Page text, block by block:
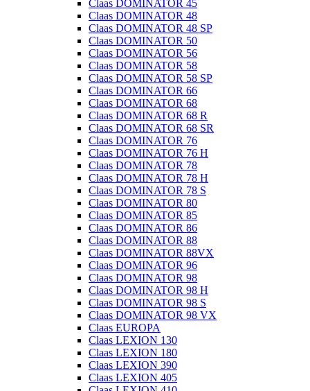
Claas DOMINATOR 45
Claas DOMINATOR 48
Claas DOMINATOR 48 SP
Claas DOMINATOR 50
Claas DOMINATOR 56
Claas DOMINATOR 58
Claas DOMINATOR 58 SP
Claas DOMINATOR 66
Claas DOMINATOR 68
Claas DOMINATOR 68 R
Claas DOMINATOR 68 SR
Claas DOMINATOR 76
Claas DOMINATOR 76 H
Claas DOMINATOR 78
Claas DOMINATOR 78 H
Claas DOMINATOR 78 S
Claas DOMINATOR 80
Claas DOMINATOR 85
Claas DOMINATOR 86
Claas DOMINATOR 88
Claas DOMINATOR 88VX
Claas DOMINATOR 96
Claas DOMINATOR 98
Claas DOMINATOR 98 H
Claas DOMINATOR 98 S
Claas DOMINATOR 98 VX
Claas EUROPA
Claas LEXION 130
Claas LEXION 180
Claas LEXION 390
Claas LEXION 405